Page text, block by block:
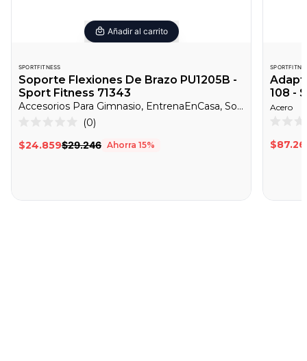
Añadir al carrito
SPORTFITNESS
Soporte Flexiones De Brazo PU1205B -
Sport Fitness 71343
Accesorios Para Gimnasio, EntrenaEnCasa, Soportes Para Flexiones
0
de
0
para
$24.859$29.246 Ahorra 15%
108 -
Acero
0
de